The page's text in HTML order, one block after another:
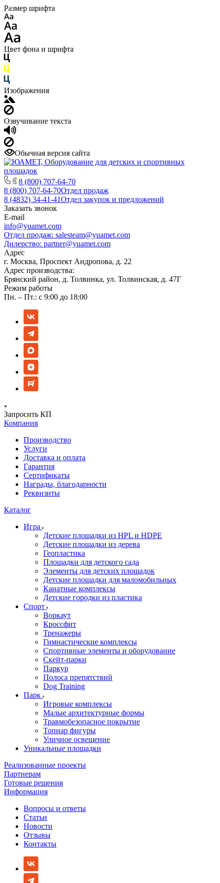
Размер шрифта
Цвет фона и шрифта
Изображения
Озвучивание текста
Обычная версия сайта
8 (800) 707-64-70
8 (800) 707-64-70Отдел продаж
8 (4832) 34-41-41Отдел закупок и предложений
Заказать звонок
E-mail
info@yuamet.com
Отдел продаж: salesteam@yuamet.com
Дилерство: partner@yuamet.com
Адрес
г. Москва, Проспект Андропова, д. 22
Адрес производства:
Брянский район, д. Толвинка, ул. Толвинская, д. 47Г
Режим работы
Пн. – Пт.: с 9:00 до 18:00
Запросить КП
Компания
Производство
Услуги
Доставка и оплата
Гарантия
Сертификаты
Награды, благодарности
Реквизиты
Каталог
Игра
Детские площадки из HPL и HDPE
Детские площадки из дерева
Геопластика
Площадки для детского сада
Элементы для детских площадок
Детские площадки для маломобильных
Канатные комплексы
Детские городки из пластика
Спорт
Воркаут
Кроссфит
Тренажеры
Гимнастические комплексы
Спортивные элементы и оборудование
Скейт-парки
Паркур
Полоса препятствий
Dog Training
Парк
Игровые комплексы
Малые архитектурные формы
Травмобезопасное покрытие
Топиар фигуры
Уличное освещение
Уникальные площадки
Реализованные проекты
Партнерам
Готовые решения
Информация
Вопросы и ответы
Статьи
Новости
Отзывы
Контакты